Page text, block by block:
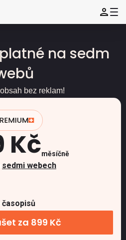
na sedm
bez reklam!
Kčměsíčně
sedmi webech
za 899 Kč